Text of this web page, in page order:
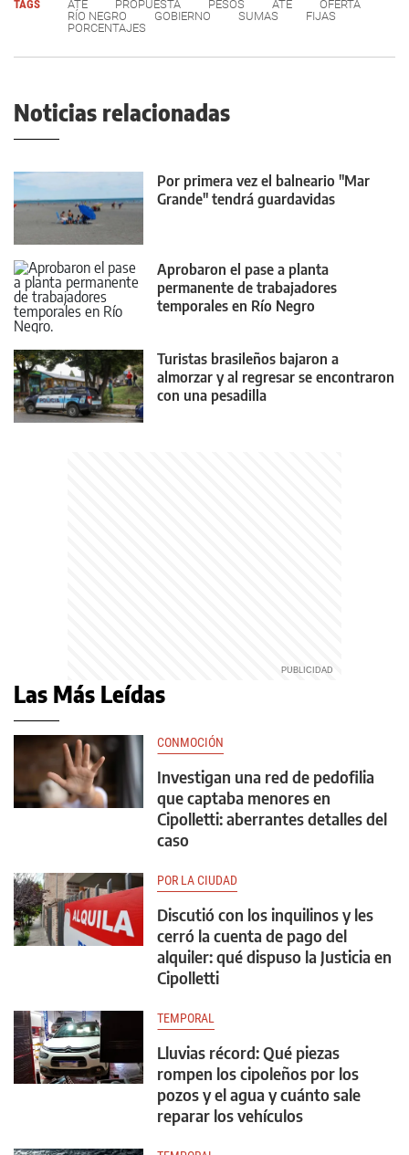
TAGS ATE PROPUESTA PESOS ATE
OFERTA
RÍO NEGRO
GOBIERNO SUMAS
FIJAS
PORCENTAJES
Noticias relacionadas
Por primera vez el balneario "Mar
Grande" tendrá guardavidas
Aprobaron el pase a planta
permanente de trabajadores
temporales en Río Negro
Turistas brasileños bajaron a
almorzar y al regresar se encontraron
con una pesadilla
Las Más Leídas
CONMOCIÓN
Investigan una red de pedofilia
que captaba menores en
Cipolletti: aberrantes detalles del
caso
POR LA CIUDAD
Discutió con los inquilinos y les
cerró la cuenta de pago del
alquiler: qué dispuso la Justicia en
Cipolletti
TEMPORAL
Lluvias récord: Qué piezas
rompen los cipoleños por los
pozos y el agua y cuánto sale
reparar los vehículos